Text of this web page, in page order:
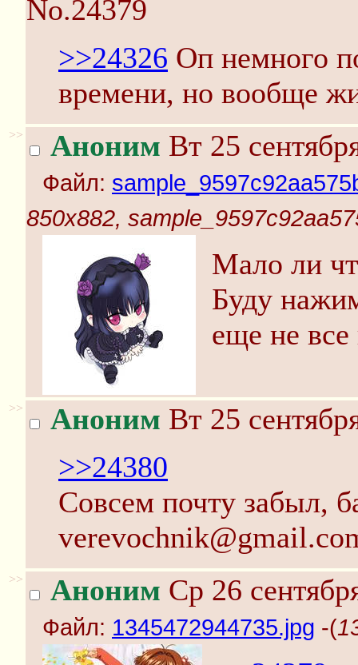
No.24379
>>24326 Оп немного
времени, но вообще
>> Аноним Вт 25
Файл:
850x882,
Мало ли
Буду
еще не
>> Аноним Вт 25
>>24380
Совсем почту забыл,
>> Аноним Ср 26
Файл: 1345472944735.jpg -(